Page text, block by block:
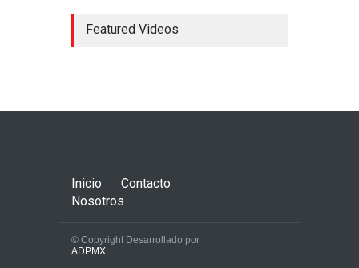
2.550 aviones nuevos en los
Featured Videos
Inicio
Contacto
Nosotros
© Copyright Desarrollado por
ADPMX